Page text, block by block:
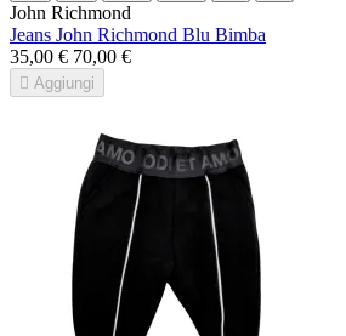
John Richmond
Jeans John Richmond Blu Bimba
35,00 € 70,00 €
 Aggiungi